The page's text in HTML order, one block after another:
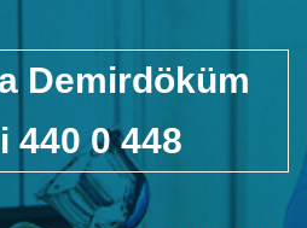
Demirdöküm
440 0 448